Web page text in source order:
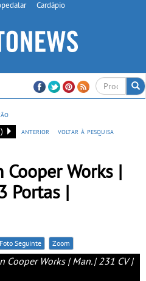
Cardápio
anterior
voltar à pesquisa
Cooper Works |
Portas |
Foto Seguinte Zoom
Cooper Works | Man. | 231 CV |